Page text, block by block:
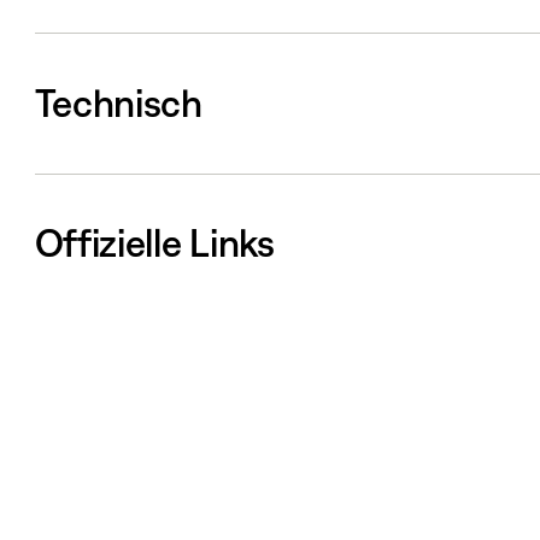
Technisch
Offizielle Links